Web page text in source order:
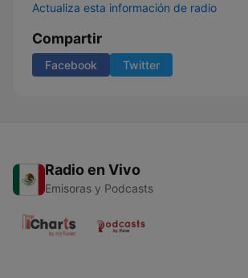
Actualiza esta información de radio
Compartir
Facebook Twitter
Radio en Vivo
Emisoras y Podcasts